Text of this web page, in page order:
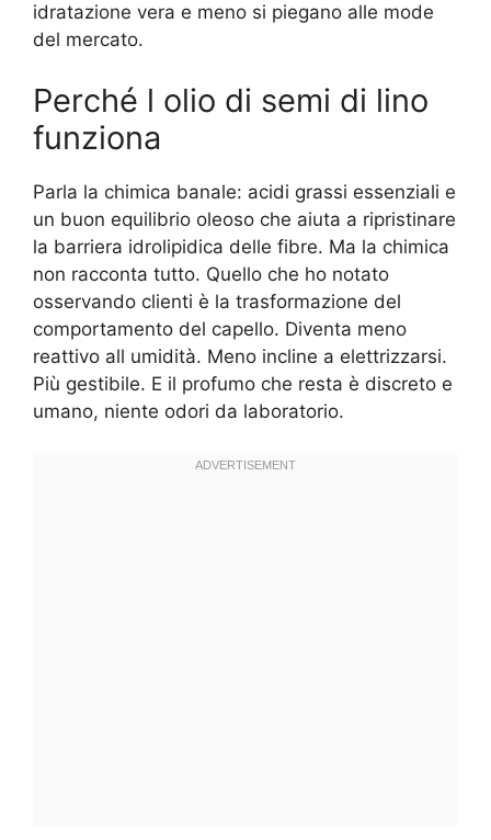
idratazione vera e meno si piegano alle mode
del mercato.
Perché l olio di semi di lino
funziona
Parla la chimica banale: acidi grassi essenziali e
un buon equilibrio oleoso che aiuta a ripristinare
la barriera idrolipidica delle fibre. Ma la chimica
non racconta tutto. Quello che ho notato
osservando clienti è la trasformazione del
comportamento del capello. Diventa meno
reattivo all umidità. Meno incline a elettrizzarsi.
Più gestibile. E il profumo che resta è discreto e
umano, niente odori da laboratorio.